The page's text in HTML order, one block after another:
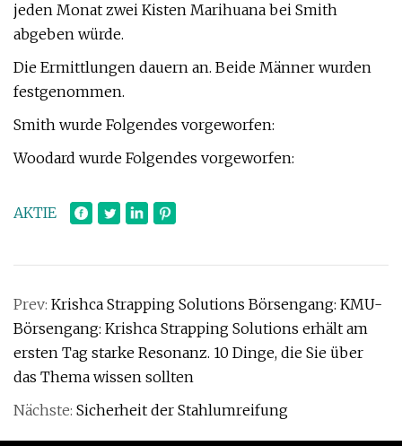
jeden Monat zwei Kisten Marihuana bei Smith
abgeben würde.
Die Ermittlungen dauern an. Beide Männer wurden
festgenommen.
Smith wurde Folgendes vorgeworfen:
Woodard wurde Folgendes vorgeworfen:
AKTIE
Prev: Krishca Strapping Solutions Börsengang: KMU-
Börsengang: Krishca Strapping Solutions erhält am
ersten Tag starke Resonanz. 10 Dinge, die Sie über
das Thema wissen sollten
Nächste: Sicherheit der Stahlumreifung